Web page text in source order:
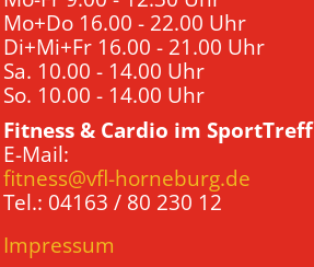
Mo+Do 16.00 - 22.00 Uhr
Di+Mi+Fr 16.00 - 21.00 Uhr
Sa. 10.00 - 14.00 Uhr
So. 10.00 - 14.00 Uhr
Fitness & Cardio im SportTreff
E-Mail:
fitness@vfl-horneburg.de
Tel.: 04163 / 80 230 12
Impressum